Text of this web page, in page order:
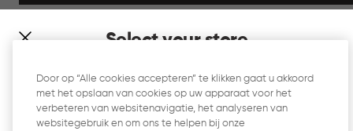
Select your store
which store would you like to shop?
Website Gebruiksvoorwaarden
Door op “Alle cookies accepteren” te klikken gaat u akkoord
met het opslaan van cookies op uw apparaat voor het
verbeteren van websitenavigatie, het analyseren van
websitegebruik en om ons te helpen bij onze